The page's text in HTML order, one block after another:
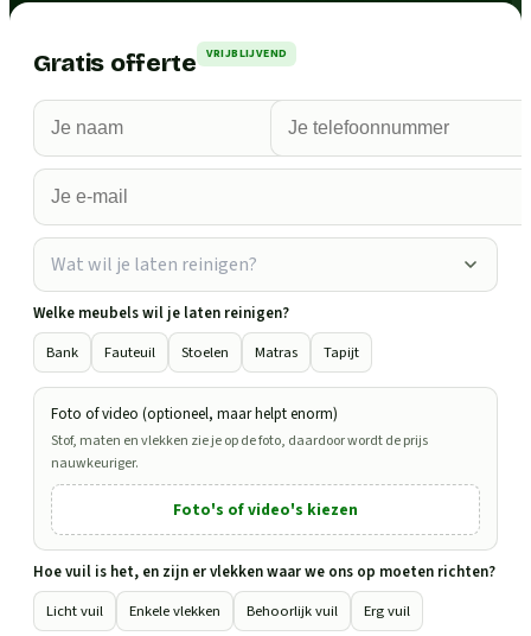
Gratis offerte VRIJBLIJVEND
Wat wil je laten reinigen?
Welke meubels wil je laten reinigen?
Bank
Fauteuil Stoelen Matras Tapijt
Foto of video (optioneel, maar helpt enorm)
Stof, maten en vlekken zie je op de foto, daardoor wordt de prijs
nauwkeuriger.
Foto's of video's kiezen
Hoe vuil is het, en zijn er vlekken waar we ons op moeten richten?
Licht vuil
Enkele vlekken Behoorlijk vuil Erg vuil